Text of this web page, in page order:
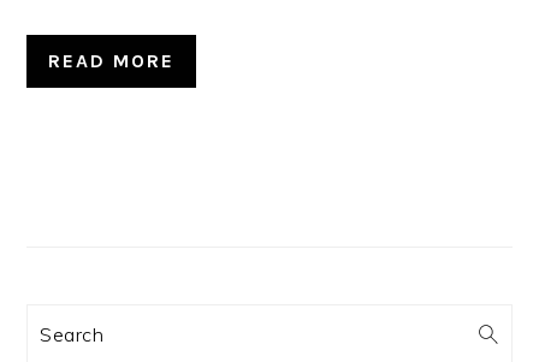
READ MORE
訊
Search